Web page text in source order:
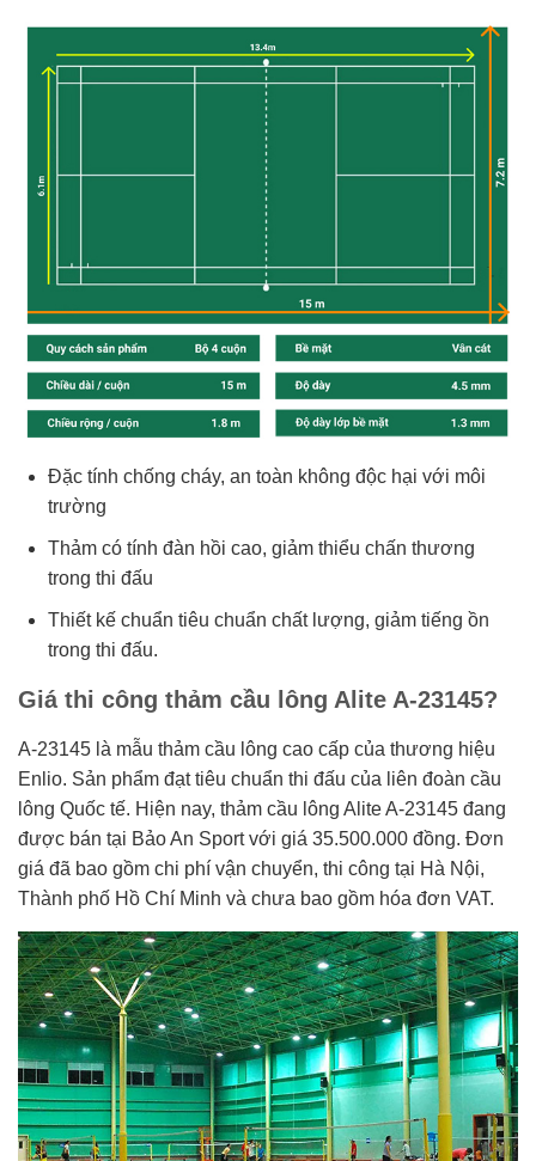
Đặc tính chống cháy, an toàn không độc hại với môi
trường
Thảm có tính đàn hồi cao, giảm thiểu chấn thương
trong thi đấu
Thiết kế chuẩn tiêu chuẩn chất lượng, giảm tiếng ồn
trong thi đấu.
Giá thi công thảm cầu lông Alite A-23145?
A-23145 là mẫu thảm cầu lông cao cấp của thương hiệu
Enlio. Sản phẩm đạt tiêu chuẩn thi đấu của liên đoàn cầu
lông Quốc tế. Hiện nay, thảm cầu lông Alite A-23145 đang
được bán tại Bảo An Sport với giá 35.500.000 đồng. Đơn
giá đã bao gồm chi phí vận chuyển, thi công tại Hà Nội,
Thành phố Hồ Chí Minh và chưa bao gồm hóa đơn VAT.